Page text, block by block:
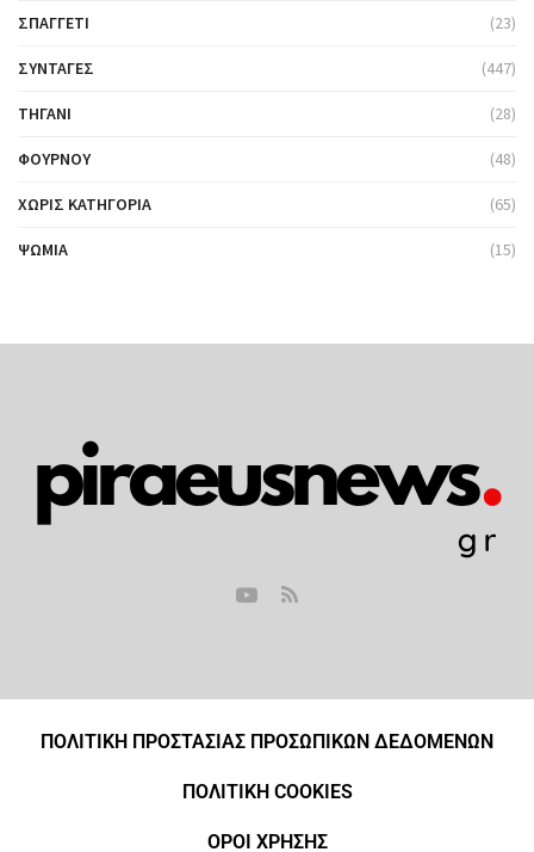
ΣΠΑΓΓΈΤΙ (23)
ΣΥΝΤΑΓΈΣ (447)
ΤΗΓΆΝΙ (28)
ΦΟΎΡΝΟΥ (48)
ΧΩΡΊΣ ΚΑΤΗΓΟΡΊΑ (65)
ΨΩΜΙΆ (15)
ΠΟΛΙΤΙΚΗ ΠΡΟΣΤΑΣΙΑΣ ΠΡΟΣΩΠΙΚΩΝ ΔΕΔΟΜΕΝΩΝ
ΠΟΛΙΤΙΚΗ COOKIES
ΟΡΟΙ ΧΡΗΣΗΣ